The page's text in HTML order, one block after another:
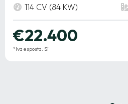
114 CV (84 KW)
€22.400
*Iva esposta: Sì